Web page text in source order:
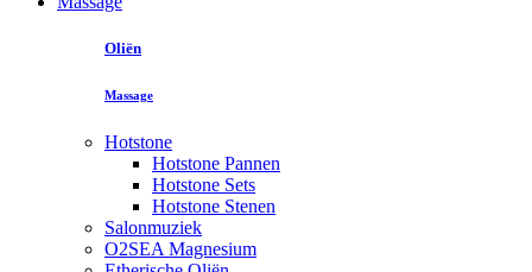
Oliën
Massage
Hotstone
Hotstone Pannen
Hotstone Sets
Hotstone Stenen
Salonmuziek
O2SEA Magnesium